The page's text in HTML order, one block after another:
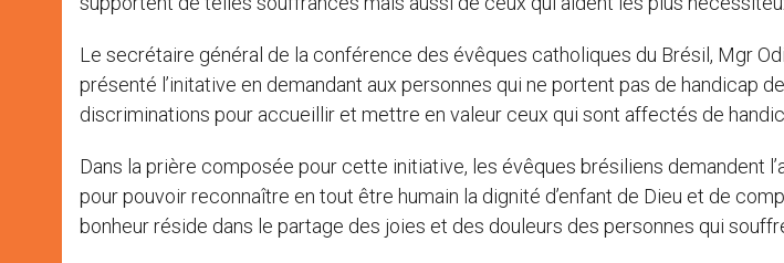
Le secrétaire général de la conférence des évêques catholiques du Brésil, Mgr
présenté l’initative en demandant aux personnes qui ne portent pas de handicap
discriminations pour accueillir et mettre en valeur ceux qui sont affectés de
Dans la prière composée pour cette initiative, les évêques brésiliens demandent
pour pouvoir reconnaître en tout être humain la dignité d’enfant de Dieu et de
bonheur réside dans le partage des joies et des douleurs des personnes qui